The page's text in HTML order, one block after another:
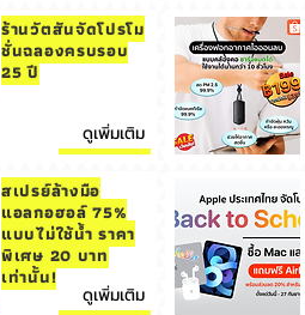
ร้านวัตสันจัดโปรโม
ชั่นฉลองครบรอบ
25 ปี
ดูเพิ่มเติม
สเปรย์ล้างมือ
แอลกอฮอล์ 75%
แบบไม่ใช้น้ำ ราคา
พิเศษ 20 บาท
เท่านั้น!
ดูเพิ่มเติม